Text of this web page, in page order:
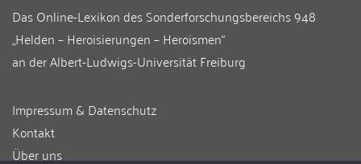
Das Online-Lexikon desSonderforschungsbereichs 948
„Helden – Heroisierungen – Heroismen“
an derAlbert-Ludwigs-Universität Freiburg
Impressum & Datenschutz
Kontakt
Über uns